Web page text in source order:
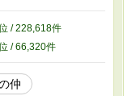
/ 228,618件
/ 66,320件
仲